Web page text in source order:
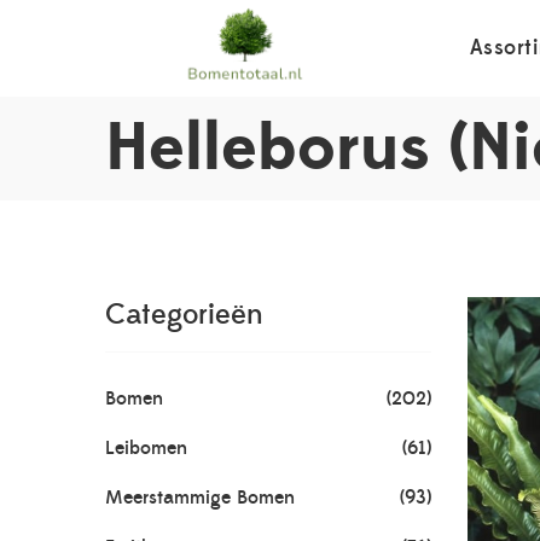
Helleborus
Categorieën
Bomen (202)
Leibomen (61)
Meerstammige Bomen (93)